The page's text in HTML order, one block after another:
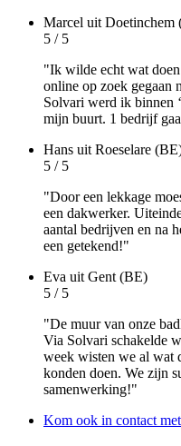
Marcel uit Doetinchem
5 / 5
"Ik wilde echt wat
online op zoek gegaan
Solvari werd ik binnen
mijn buurt. 1 bedrijf
Hans uit Roeselare
5 / 5
"Door een lekkage
een dakwerker.
aantal bedrijven en na
een getekend!"
Eva uit Gent (BE)
5 / 5
"De muur van onze
Via Solvari schakelde
week wisten we al wat
konden doen. We zijn
samenwerking!"
Kom ook in contact